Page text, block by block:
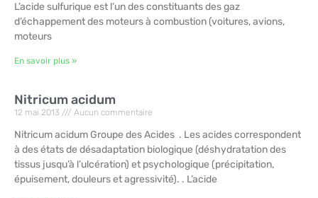
L’acide sulfurique est l’un des constituants des gaz
d’échappement des moteurs à combustion (voitures, avions,
moteurs
En savoir plus »
Nitricum acidum
12 mai 2013 Aucun commentaire
Nitricum acidum Groupe des Acides . Les acides correspondent
à des états de désadaptation biologique (déshydratation des
tissus jusqu’à l’ulcération) et psychologique (précipitation,
épuisement, douleurs et agressivité). . L’acide